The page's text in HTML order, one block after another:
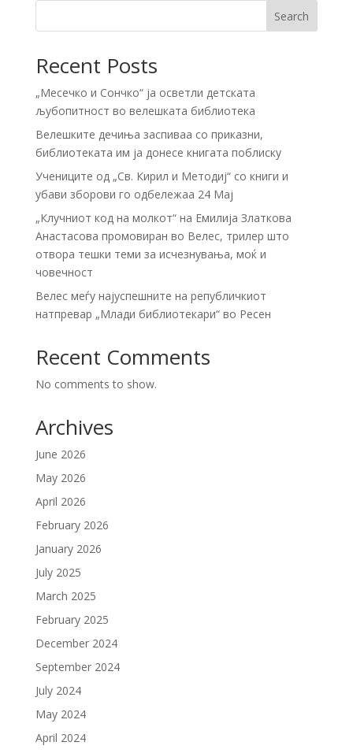
Search
Recent Posts
„Месечко и Сончко“ ја осветли детската
љубопитност во велешката библиотека
Велешките дечиња заспиваа со приказни,
библиотеката им ја донесе книгата поблиску
Учениците од „Св. Кирил и Методиј“ со книги и
убави зборови го одбележаа 24 Мај
„Клучниот код на молкот“ на Емилија Златкова
Анастасова промовиран во Велес, трилер што
отвора тешки теми за исчезнувања, моќ и
човечност
Велес меѓу најуспешните на републичкиот
натпревар „Млади библиотекари“ во Ресен
Recent Comments
No comments to show.
Archives
June 2026
May 2026
April 2026
February 2026
January 2026
July 2025
March 2025
February 2025
December 2024
September 2024
July 2024
May 2024
April 2024